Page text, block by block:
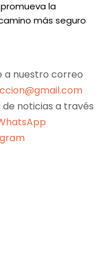
la
más seguro
a nuestro correo
noticias a través